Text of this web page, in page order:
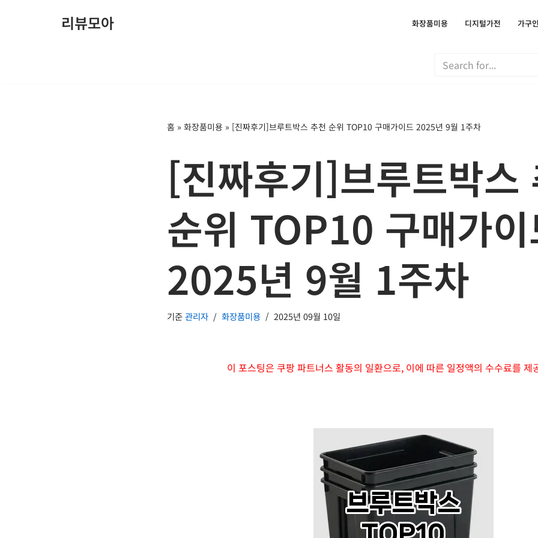
리뷰모아 화장품미용 디지털가전 가구
홈 » 화장품미용 » [진짜후기]브루트박스 추천 순위 TOP10 구매가이드 2025년 9월 1주차
[진짜후기]브루트박스
순위 TOP10 구매가이
2025년 9월 1주차
기준관리자 화장품미용 2025년 09월 10일
이 포스팅은 쿠팡 파트너스 활동의 일환으로, 이에 따른 일정액의 수수료를 제